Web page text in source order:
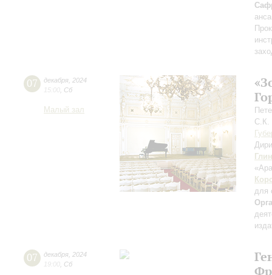
07 декабря 2024
15:00 Сб
Малый зал
С.К.
для
07 декабря 2024
19:00 Сб